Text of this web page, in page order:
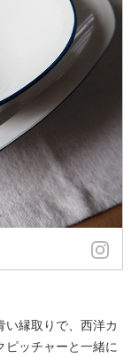
い縁取りで、西洋カ
ピッチャーと一緒に